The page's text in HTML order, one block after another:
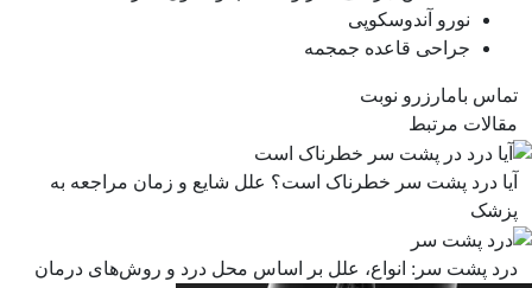
نورو آندوسکوپی
جراحی قاعده جمجمه
تماس بامارزرو نوبت
مقالات مرتبط
آیا درد پشت سر خطرناک است؟ علل شایع و زمان مراجعه به
پزشک
درد پشت سر: انواع، علل بر اساس محل درد و روش‌های درمان